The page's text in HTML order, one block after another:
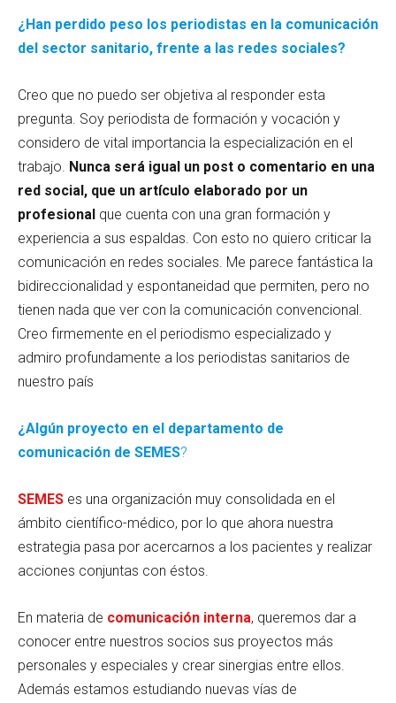
¿Han perdido peso los periodistas en la comunicación
del sector sanitario, frente a las redes sociales?
Creo que no puedo ser objetiva al responder esta
pregunta. Soy periodista de formación y vocación y
considero de vital importancia la especialización en el
trabajo. Nunca será igual un post o comentario en una
red social, que un artículo elaborado por un
profesional que cuenta con una gran formación y
experiencia a sus espaldas. Con esto no quiero criticar la
comunicación en redes sociales. Me parece fantástica la
bidireccionalidad y espontaneidad que permiten, pero no
tienen nada que ver con la comunicación convencional.
Creo firmemente en el periodismo especializado y
admiro profundamente a los periodistas sanitarios de
nuestro país
¿Algún proyecto en el departamento de
comunicación de SEMES?
SEMES es una organización muy consolidada en el
ámbito científico-médico, por lo que ahora nuestra
estrategia pasa por acercarnos a los pacientes y realizar
acciones conjuntas con éstos.
En materia de comunicación interna, queremos dar a
conocer entre nuestros socios sus proyectos más
personales y especiales y crear sinergias entre ellos.
Además estamos estudiando nuevas vías de